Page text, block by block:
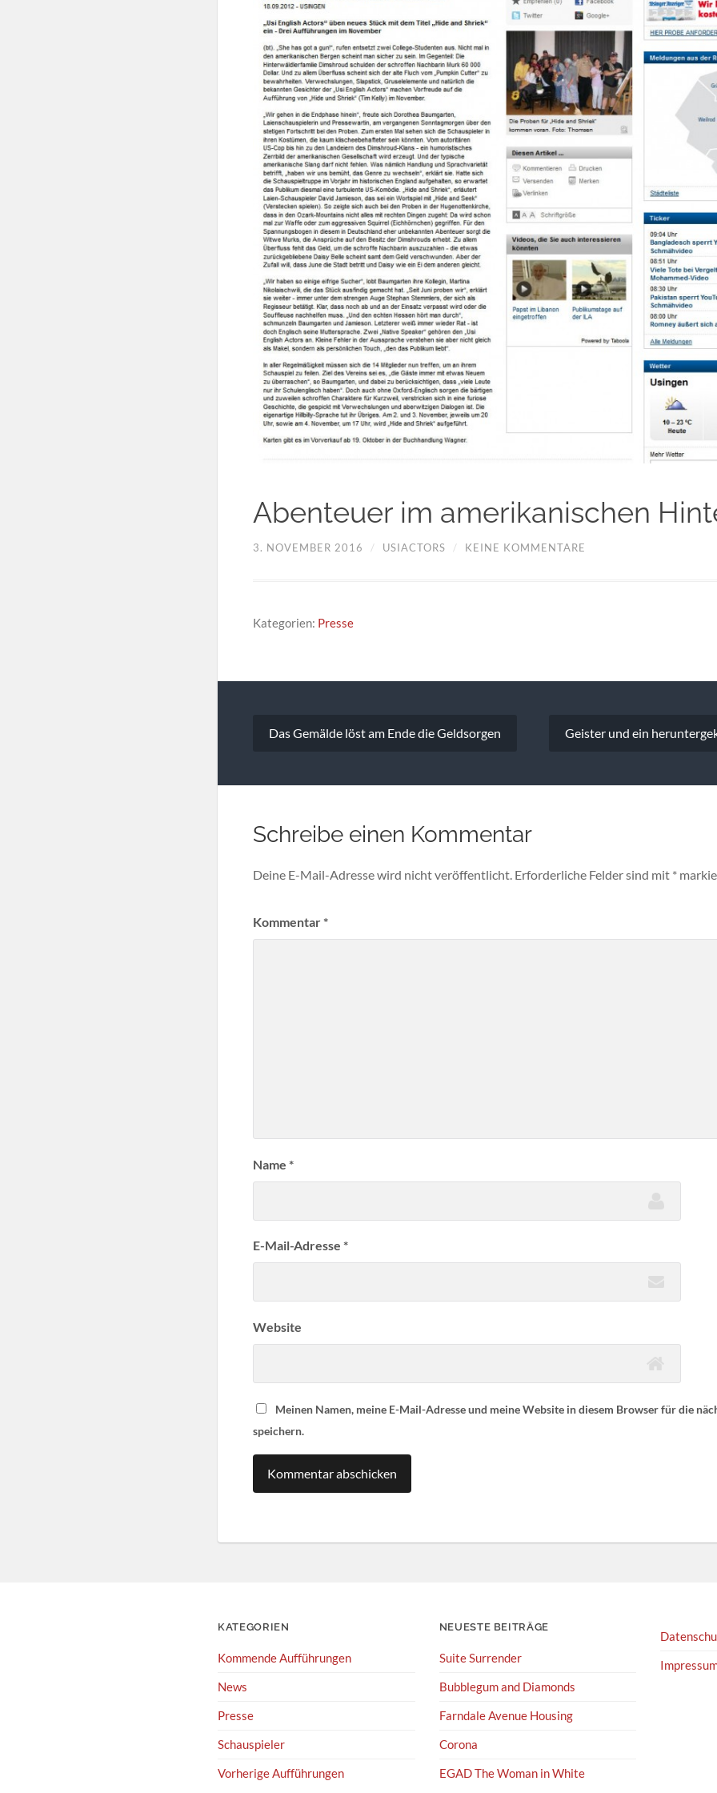
Abenteuer im amerikanischen
3. NOVEMBER 2016 / USIACTORS / KEINE KOMMENTARE
Kategorien: Presse
Das Gemälde löst am Ende die Geldsorgen Geister und ein
Schreibe einen Kommentar
Deine E-Mail-Adresse wird nicht veröffentlicht. Erforderliche Felder sind mit *
Kommentar*
Name *
E-Mail-Adresse *
Website
Meinen Namen, meine E-Mail-Adresse und meine Website in diesem Browser für die
speichern.
KATEGORIEN
Kommende Aufführungen
News
Presse
Schauspieler
Vorherige Aufführungen
NEUESTE BEITRÄGE
Suite Surrender
Bubblegum and Diamonds
Farndale Avenue Housing
Corona
EGAD The Woman in White